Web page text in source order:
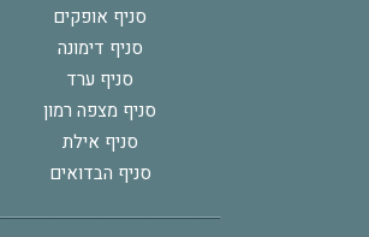
סניף אופקים
סניף דימונה
סניף ערד
סניף מצפה רמון
סניף אילת
סניף הבדואים